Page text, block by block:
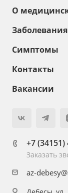
О
Заболевания
Симптомы
Контакты
Вакансии
+7 (34151)
Заказать
az-